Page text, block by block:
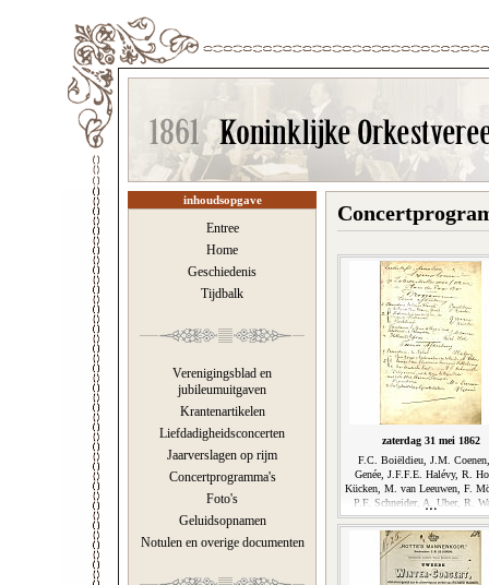
inhoudsopgave
Entree
Home
Geschiedenis
Tijdbalk
Verenigingsblad en
jubileumuitgaven
Krantenartikelen
Liefdadigheidsconcerten
Jaarverslagen op rijm
Concertprogramma's
Foto's
Geluidsopnamen
Notulen en overige documenten
zaterdag 31 mei 1862
F.C. Boiëldieu, J.M.
Genée, J.F.F.E. Halévy, R.
Kücken, M. van Leeuwen, F.
P.F. Schneider, A. Uber, R.